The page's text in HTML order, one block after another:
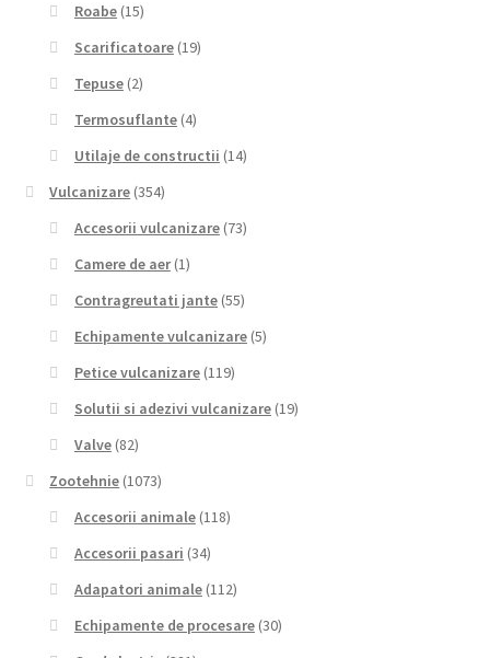
Roabe (15)
Scarificatoare (19)
Tepuse (2)
Termosuflante (4)
Utilaje de constructii (14)
Vulcanizare (354)
Accesorii vulcanizare (73)
Camere de aer (1)
Contragreutati jante (55)
Echipamente vulcanizare (5)
Petice vulcanizare (119)
Solutii si adezivi vulcanizare (19)
Valve (82)
Zootehnie (1073)
Accesorii animale (118)
Accesorii pasari (34)
Adapatori animale (112)
Echipamente de procesare (30)